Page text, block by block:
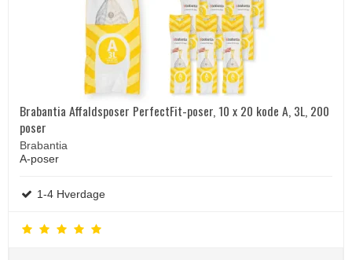
Brabantia Affaldsposer PerfectFit-poser, 10 x 20 kode A, 3L, 200
poser
Brabantia
A-poser
1-4 Hverdage